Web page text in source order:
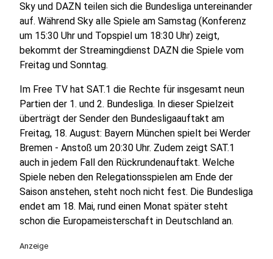
Sky und DAZN teilen sich die Bundesliga untereinander
auf. Während Sky alle Spiele am Samstag (Konferenz
um 15:30 Uhr und Topspiel um 18:30 Uhr) zeigt,
bekommt der Streamingdienst DAZN die Spiele vom
Freitag und Sonntag.
Im Free TV hat SAT.1 die Rechte für insgesamt neun
Partien der 1. und 2. Bundesliga. In dieser Spielzeit
überträgt der Sender den Bundesligaauftakt am
Freitag, 18. August: Bayern München spielt bei Werder
Bremen - Anstoß um 20:30 Uhr. Zudem zeigt SAT.1
auch in jedem Fall den Rückrundenauftakt. Welche
Spiele neben den Relegationsspielen am Ende der
Saison anstehen, steht noch nicht fest. Die Bundesliga
endet am 18. Mai, rund einen Monat später steht
schon die Europameisterschaft in Deutschland an.
Anzeige